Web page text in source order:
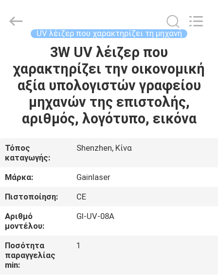
ΠΡΟΪΌΝΤΑ
ΠΕΡΊΠΟΥ
ΕΜΕΊΣ
ΓΎΡΟΣ
ΕΡΓΟΣΤΑΣΊΩΝ
ΠΟΙΟΤΙΚΌΣ
ΈΛΕΓΧΟΣ
ΜΑΣ
Gainlaser
Laser
UV λέιζερ που χαρακτηρίζει τη μηχανή
3W UV λέιζερ που
χαρακτηρίζει την οικονομική
αξία υπολογιστών γραφείου
μηχανών της επιστολής,
αριθμός, λογότυπο, εικόνα
Τόπος
καταγωγής:
Shenzhen, Κίνα
Μάρκα:
Gainlaser
Πιστοποίηση:
CE
Αριθμό
μοντέλου:
Gl-UV-08A
Ποσότητα
παραγγελίας
min:
1